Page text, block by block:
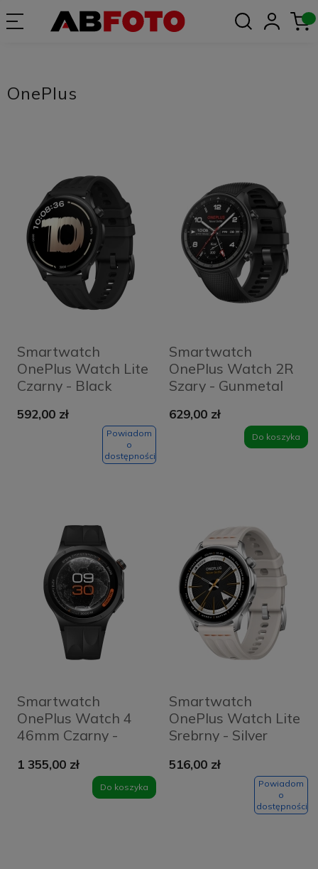
OnePlus
Smartwatch
OnePlus Watch Lite
Czarny - Black
592,00 zł
Powiadom
o
dostępności
Smartwatch
OnePlus Watch 2R
Szary - Gunmetal
629,00 zł
Do koszyka
Smartwatch
OnePlus Watch 4
46mm Czarny -
1 355,00 zł
Do koszyka
Smartwatch
OnePlus Watch Lite
Srebrny - Silver
516,00 zł
Powiadom
o
dostępności